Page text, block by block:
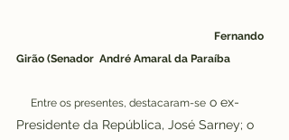
Fernando
Girão (Senador  André Amaral da Paraíba
Entre os presentes, destacaram-se o ex-
Presidente da República, José Sarney; o